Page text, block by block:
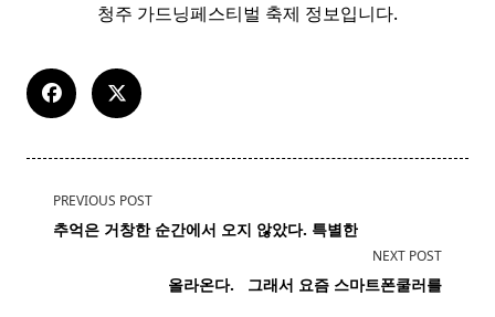
청주 가드닝페스티벌 축제 정보입니다.
<span
class="nav-
PREVIOUS POST
추억은 거창한 순간에서 오지 않았다. 특별한
NEXT POST
올라온다. ​ ​ 그래서 요즘 스마트폰쿨러를